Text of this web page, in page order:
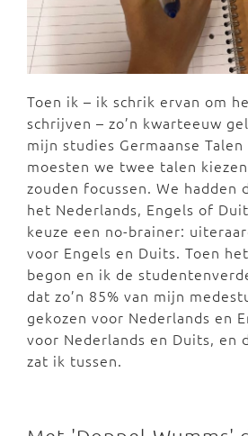
Toen ik – ik schrik ervan om
schrijven – zo’n kwarteeuw
mijn studies Germaanse
moesten we twee talen
zouden focussen. We hadden
het Nederlands, Engels of
keuze een no-brainer:
voor Engels en Duits. Toen
begon en ik de
dat zo’n 85% van mijn
gekozen voor Nederlands en
voor Nederlands en Duits, en
zat ik tussen.